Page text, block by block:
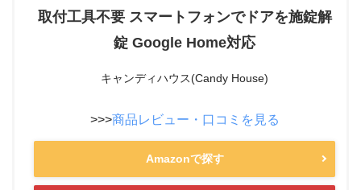
取付工具不要 スマートフォンでドアを施錠解
錠 Google Home対応
キャンディハウス(Candy House)
>>>商品レビュー・口コミを見る
Amazonで探す